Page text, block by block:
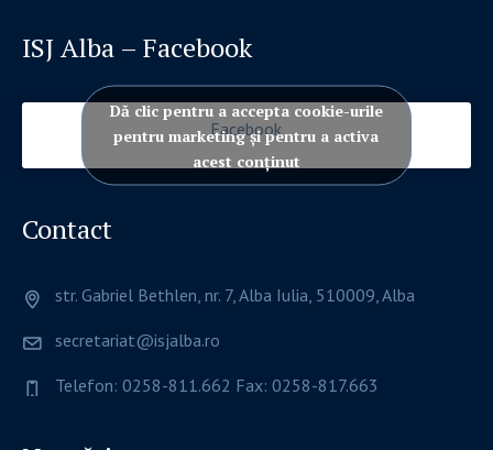
ISJ Alba – Facebook
Facebook
Dă clic pentru a accepta cookie-urile
pentru marketing și pentru a activa
acest conținut
Contact
str. Gabriel Bethlen, nr. 7, Alba Iulia, 510009, Alba
secretariat@isjalba.ro
Telefon: 0258-811.662 Fax: 0258-817.663